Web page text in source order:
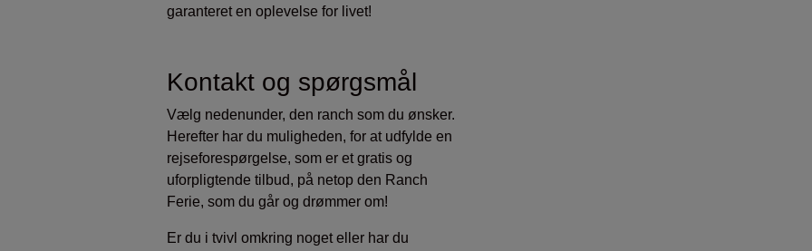
garanteret en oplevelse for livet!
Kontakt og spørgsmål
Vælg nedenunder, den ranch som du ønsker.
Herefter har du muligheden, for at udfylde en
rejseforespørgelse, som er et gratis og
uforpligtende tilbud, på netop den Ranch
Ferie, som du går og drømmer om!
Er du i tvivl omkring noget eller har du